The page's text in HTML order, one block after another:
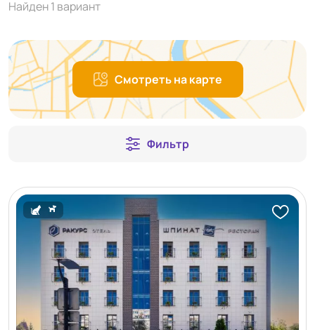
Найден 1 вариант
Смотреть на карте
Фильтр